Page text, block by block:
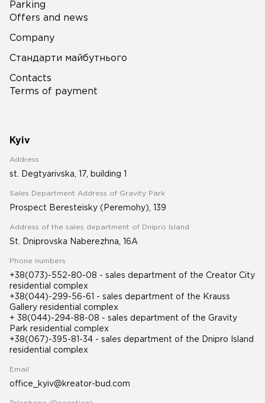
Parking
Offers and news
Company
Стандарти майбутнього
Contacts
Terms of payment
Kyiv
Address
st. Degtyarivska, 17, building 1
Sales Department Address of Gravity Park
Prospect Beresteisky (Peremohy), 139
Address of the sales department of Dnipro Island
St. Dniprovska Naberezhna, 16A
Phone numbers
+38(073)-552-80-08 - sales department of the Creator City
residential complex
+38(044)-299-56-61 - sales department of the Krauss
Gallery residential complex
+ 38(044)-294-88-08 - sales department of the Gravity
Park residential complex
+38(067)-395-81-34 - sales department of the Dnipro Island
residential complex
Email
office_kyiv@kreator-bud.com